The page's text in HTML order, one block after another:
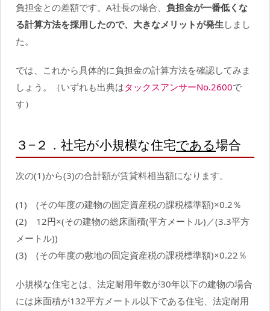
負担金との差額です。A社長の場合、 負担金が一番低くな
る計算方法を採用したので、大きなメリットが発生しまし
た。
では、これから具体的に負担金の計算方法を確認してみま
しょう。（いずれも出典はタックスアンサーNo.2600で
す）
３−２．社宅が小規模な住宅である場合
次の(1)から(3)の合計額が賃貸料相当額になります。
(1) (その年度の建物の固定資産税の課税標準額)×0.2％
(2) 12円×(その建物の総床面積(平方メートル)／(3.3平方
メートル))
(3) (その年度の敷地の固定資産税の課税標準額)×0.22％
小規模な住宅とは、法定耐用年数が30年以下の建物の場合
には床面積が132平方メートル以下である住宅、法定耐用